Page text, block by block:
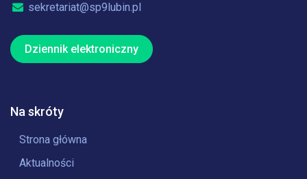
sekretariat@sp9lubin.pl
Dziennik elektroniczny
Na skróty
Strona główna
Aktualności